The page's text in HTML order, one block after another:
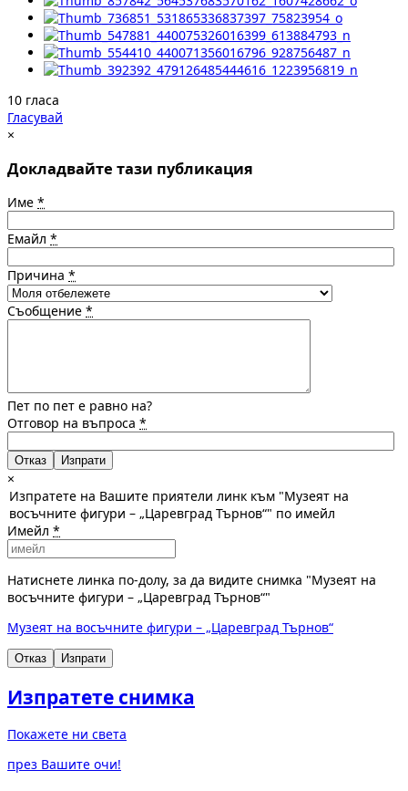
10 гласа
Гласувай
×
Докладвайте тази публикация
Име *
Емайл *
Причина *
Съобщение *
Пет по пет е равно на?
Отговор на въпроса *
Отказ
×
Изпратете на Вашите приятели линк към "Музеят на
восъчните фигури – „Царевград Търнов“" по имейл
Имейл *
Натиснете линка по-долу, за да видите снимка "Музеят на
восъчните фигури – „Царевград Търнов“"
Музеят на восъчните фигури – „Царевград Търнов“
Отказ Изпрати
Изпратете снимка
Покажете ни света
през Вашите очи!